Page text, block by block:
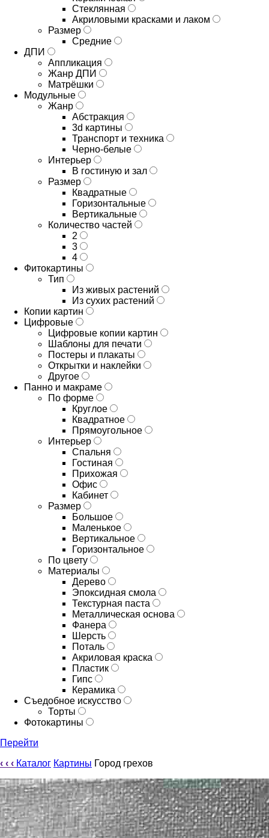
Стеклянная
Акриловыми красками и лаком
Размер
Средние
ДПИ
Аппликация
Жанр ДПИ
Матрёшки
Модульные
Жанр
Абстракция
3d картины
Транспорт и техника
Черно-белые
Интерьер
В гостиную и зал
Размер
Квадратные
Горизонтальные
Вертикальные
Количество частей
2
3
4
Фитокартины
Тип
Из живых растений
Из сухих растений
Копии картин
Цифровые
Цифровые копии картин
Шаблоны для печати
Постеры и плакаты
Открытки и наклейки
Другое
Панно и макраме
По форме
Круглое
Квадратное
Прямоугольное
Интерьер
Спальня
Гостиная
Прихожая
Офис
Кабинет
Размер
Большое
Маленькое
Вертикальное
Горизонтальное
По цвету
Материалы
Дерево
Эпоксидная смола
Текстурная паста
Металлическая основа
Фанера
Шерсть
Поталь
Акриловая краска
Пластик
Гипс
Керамика
Съедобное искусство
Торты
Фотокартины
Перейти
‹ ‹ ‹ Каталог Картины Город грехов